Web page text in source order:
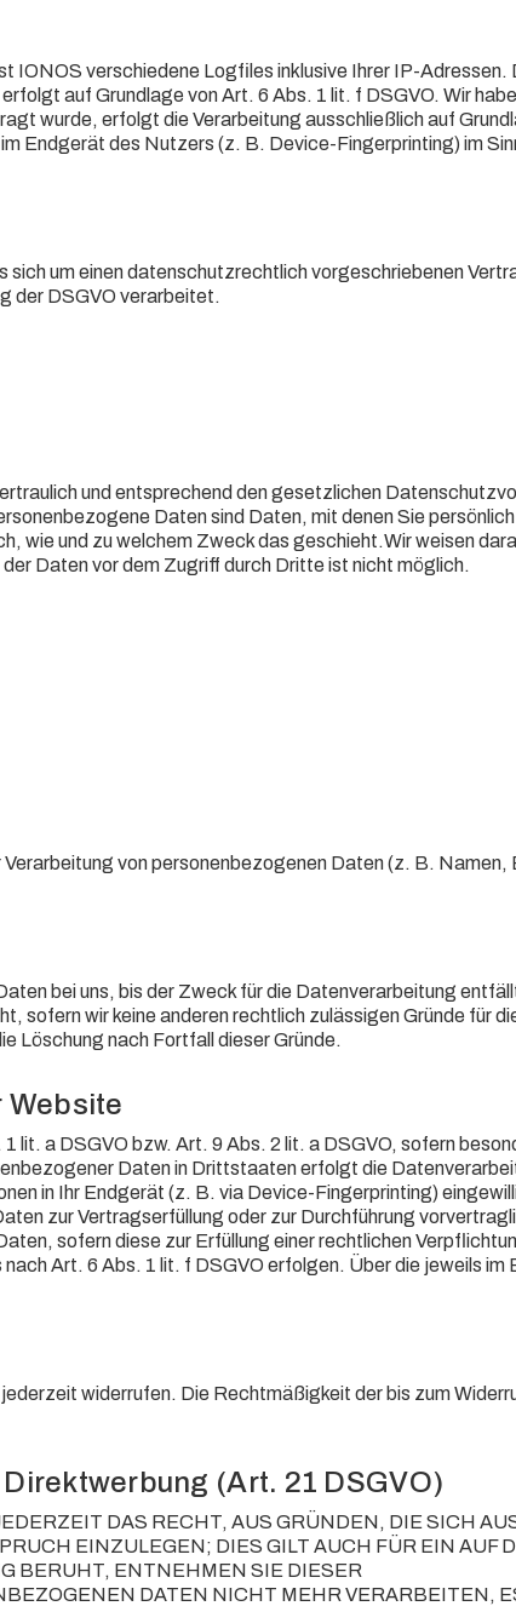
IONOS verschiedene Logfiles inklusive Ihrer IP-Adressen.
auf Grundlage von Art. 6 Abs. 1 lit. f DSGVO. Wir
wurde, erfolgt die Verarbeitung ausschließlich auf
Endgerät des Nutzers (z. B. Device-Fingerprinting) im
um einen datenschutzrechtlich vorgeschriebenen
der DSGVO verarbeitet.
und entsprechend den gesetzlichen
Daten sind Daten, mit denen Sie
wie und zu welchem Zweck das geschieht.Wir weisen
Daten vor dem Zugriff durch Dritte ist nicht möglich.
von personenbezogenen Daten (z. B. Namen,
bei uns, bis der Zweck für die Datenverarbeitung
sofern wir keine anderen rechtlich zulässigen Gründe für
Löschung nach Fortfall dieser Gründe.
Website
lit. a DSGVO bzw. Art. 9 Abs. 2 lit. a DSGVO, sofern
Daten in Drittstaaten erfolgt die
in Ihr Endgerät (z. B. via Device-Fingerprinting)
zur Vertragserfüllung oder zur Durchführung
sofern diese zur Erfüllung einer rechtlichen
Art. 6 Abs. 1 lit. f DSGVO erfolgen. Über die jeweils im
widerrufen. Die Rechtmäßigkeit der bis zum
(Art. 21 DSGVO)
DAS RECHT, AUS GRÜNDEN, DIE SICH
EINZULEGEN; DIES GILT AUCH FÜR EIN AUF
BERUHT, ENTNEHMEN SIE DIESER
DATEN NICHT MEHR VERARBEITEN,